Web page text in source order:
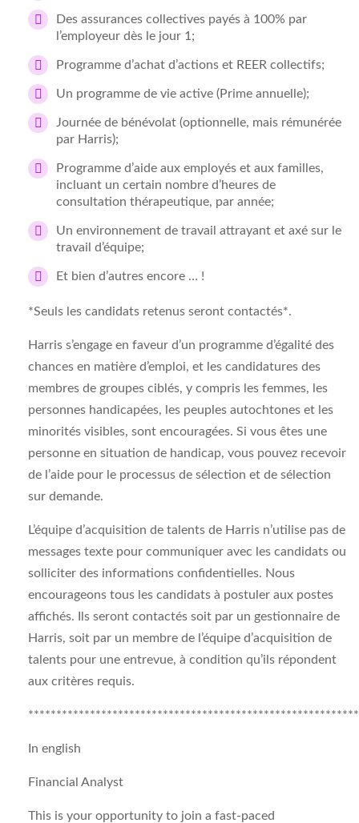
Des assurances collectives payés à 100% par
l’employeur dès le jour 1;
Programme d’achat d’actions et REER collectifs;
Un programme de vie active (Prime annuelle);
Journée de bénévolat (optionnelle, mais rémunérée
par Harris);
Programme d’aide aux employés et aux familles,
incluant un certain nombre d’heures de
consultation thérapeutique, par année;
Un environnement de travail attrayant et axé sur le
travail d’équipe;
Et bien d’autres encore … !
*Seuls les candidats retenus seront contactés*.
Harris s’engage en faveur d’un programme d’égalité des
chances en matière d’emploi, et les candidatures des
membres de groupes ciblés, y compris les femmes, les
personnes handicapées, les peuples autochtones et les
minorités visibles, sont encouragées. Si vous êtes une
personne en situation de handicap, vous pouvez recevoir
de l’aide pour le processus de sélection et de sélection
sur demande.
L’équipe d’acquisition de talents de Harris n’utilise pas de
messages texte pour communiquer avec les candidats ou
solliciter des informations confidentielles. Nous
encourageons tous les candidats à postuler aux postes
affichés. Ils seront contactés soit par un gestionnaire de
Harris, soit par un membre de l’équipe d’acquisition de
talents pour une entrevue, à condition qu’ils répondent
aux critères requis.
In english
Financial Analyst
This is your opportunity to join a fast-paced